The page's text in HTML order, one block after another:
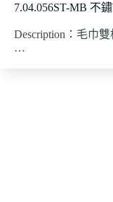
7.04.056ST-MB 不
Description：毛巾
…